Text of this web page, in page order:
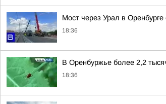
Мост через Урал в
18:36
В Оренбуржье более 2,2
18:36